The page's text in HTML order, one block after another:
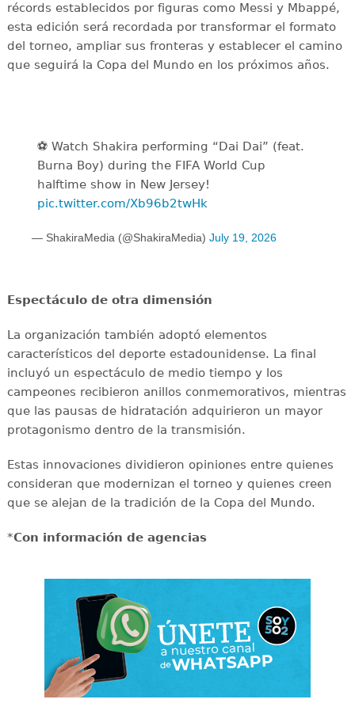
récords establecidos por figuras como Messi y Mbappé,
esta edición será recordada por transformar el formato
del torneo, ampliar sus fronteras y establecer el camino
que seguirá la Copa del Mundo en los próximos años.
⚽️️ Watch Shakira performing “Dai Dai” (feat.
Burna Boy) during the FIFA World Cup
halftime show in New Jersey!
pic.twitter.com/Xb96b2twHk
— ShakiraMedia (@ShakiraMedia) July 19, 2026
Espectáculo de otra dimensión
La organización también adoptó elementos
característicos del deporte estadounidense. La final
incluyó un espectáculo de medio tiempo y los
campeones recibieron anillos conmemorativos, mientras
que las pausas de hidratación adquirieron un mayor
protagonismo dentro de la transmisión.
Estas innovaciones dividieron opiniones entre quienes
consideran que modernizan el torneo y quienes creen
que se alejan de la tradición de la Copa del Mundo.
*Con información de agencias